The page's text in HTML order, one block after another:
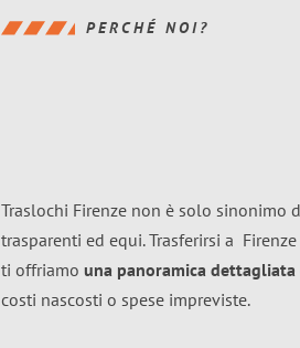
PERCHÉ NOI?
Traslochi Firenze non è solo sinonimo
trasparenti ed equi. Trasferirsi a Firenze
ti offriamo una panoramica dettagliata
costi nascosti o spese impreviste.